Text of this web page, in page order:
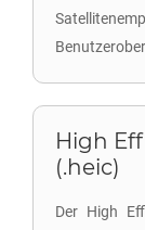
High
(.heic)
Der High